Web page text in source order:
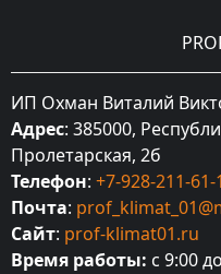
ИП Охман Виталий
Адрес: 385000,
Пролетарская, 2б
Телефон: +7-928-211-61-
Почта:
Сайт: prof-klimat01.ru
Время работы: с 9:00